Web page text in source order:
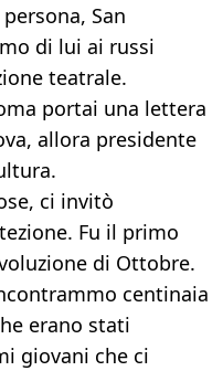
San
di lui ai russi
teatrale.
portai una lettera
allora presidente
ci invitò
Fu il primo
di Ottobre.
centinaia
erano stati
giovani che ci